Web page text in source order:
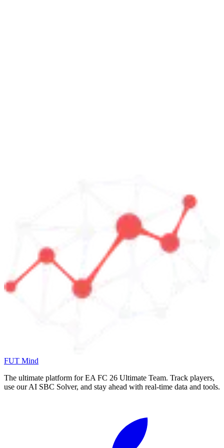
FUT Mind
The ultimate platform for EA FC 26 Ultimate Team. Track players,
use our AI SBC Solver, and stay ahead with real-time data and tools.